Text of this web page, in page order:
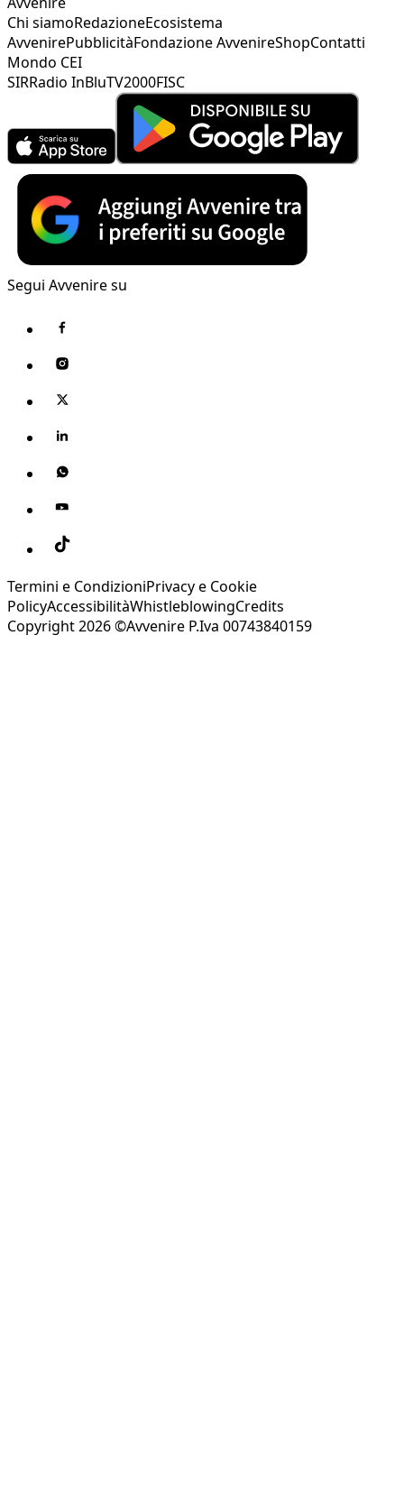
Chi siamoRedazioneEcosistema
AvvenirePubblicitàFondazione AvvenireShopContatti
Mondo CEI
SIRRadio InBluTV2000FISC
Segui Avvenire su
Termini e CondizioniPrivacy e Cookie
PolicyAccessibilitàWhistleblowingCredits
Copyright 2026 ©Avvenire P.Iva 00743840159